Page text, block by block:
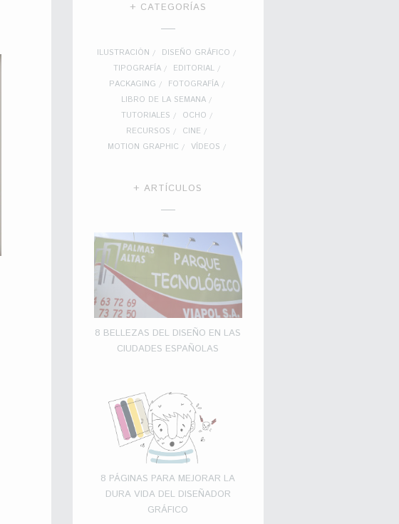
+ CATEGORÍAS
ILUSTRACIÓN
DISEÑO GRÁFICO
TIPOGRAFÍA
EDITORIAL
PACKAGING
FOTOGRAFÍA
LIBRO DE LA SEMANA
TUTORIALES
OCHO
RECURSOS
CINE
MOTION GRAPHIC
VÍDEOS
+ ARTÍCULOS
8 BELLEZAS DEL DISEÑO EN LAS
CIUDADES ESPAÑOLAS
8 PÁGINAS PARA MEJORAR LA
DURA VIDA DEL DISEÑADOR
GRÁFICO